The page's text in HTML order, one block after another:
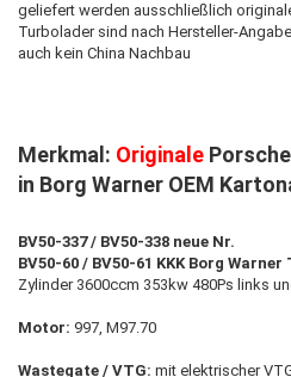
geliefert werden ausschließlich
Turbolader sind nach Hersteller-
auch kein China Nachbau
Merkmal: Originale
in Borg Warner OEM
BV50-337 / BV50-338 neue Nr.
BV50-60 / BV50-61 KKK Borg
Zylinder 3600ccm 353kw 480Ps links
Motor: 997, M97.70
Wastegate / VTG: mit elektrischer